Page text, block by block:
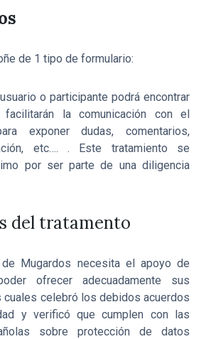
de 1 tipo de formulario:
o participante podrá encontrar
facilitarán la comunicación con el
exponer dudas, comentarios,
etc…. . Este tratamiento se
por ser parte de una diligencia
del tratamento
de Mugardos necesita el apoyo de
ofrecer adecuadamente sus
cuales celebró los debidos acuerdos
y verificó que cumplen con las
sobre protección de datos